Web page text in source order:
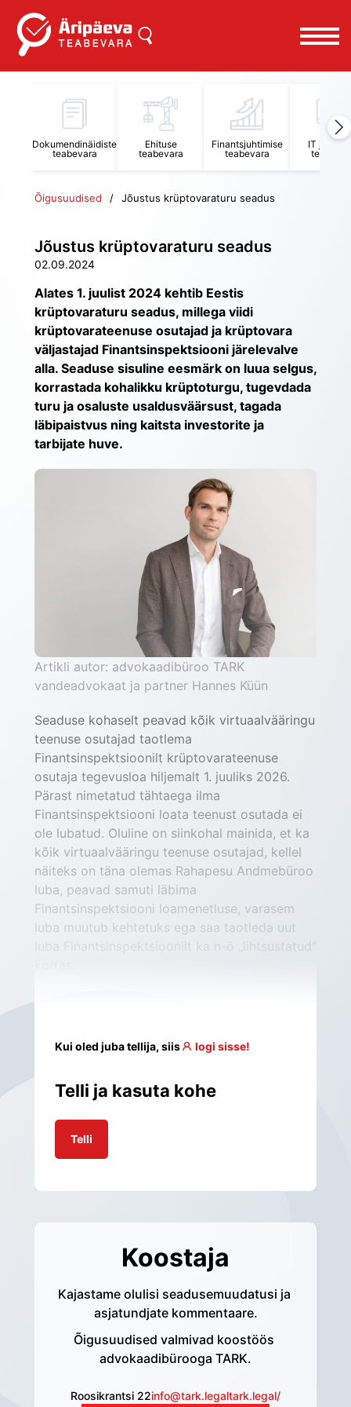
Dokumendinäidiste
teabevara
Ehituse
teabevara
Finantsjuhtimise
teabevara
IT
Õigusuudised Jõustus krüptovaraturu seadus
Jõustus krüptovaraturu seadus
02.09.2024
Alates 1. juulist 2024 kehtib Eestis
krüptovaraturu seadus, millega viidi
krüptovarateenuse osutajad ja krüptovara
väljastajad Finantsinspektsiooni järelevalve
alla. Seaduse sisuline eesmärk on luua selgus,
korrastada kohalikku krüptoturgu, tugevdada
turu ja osaluste usaldusväärsust, tagada
läbipaistvus ning kaitsta investorite ja
tarbijate huve.
Artikli autor: advokaadibüroo TARK
vandeadvokaat ja partner Hannes Küün
Seaduse kohaselt peavad kõik virtuaalvääringu
teenuse osutajad taotlema
Finantsinspektsioonilt krüptovarateenuse
osutaja tegevusloa hiljemalt 1. juuliks 2026.
Pärast nimetatud tähtaega ilma
Finantsinspektsiooni loata teenust osutada ei
ole lubatud. Oluline on siinkohal mainida, et ka
kõik virtuaalvääringu teenuse osutajad, kellel
näiteks on täna olemas Rahapesu Andmebüroo
luba, peavad samuti läbima
Finantsinspektsiooni loamenetluse, varasem
luba muutub kehtetuks ega saa taotleda uut
luba Finantsinspektsioonilt ka n-ö „lihtsustatud“
Kui oled juba tellija, siis logi sisse!
Telli ja kasuta kohe
Telli
Koostaja
Kajastame olulisi seadusemuudatusi ja
asjatundjate kommentaare.
Õigusuudised valmivad koostöös
advokaadibürooga TARK.
Roosikrantsi 22info@tark.legaltark.legal/